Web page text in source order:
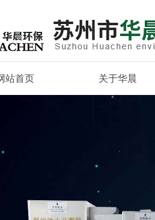
站首页 关于华晨